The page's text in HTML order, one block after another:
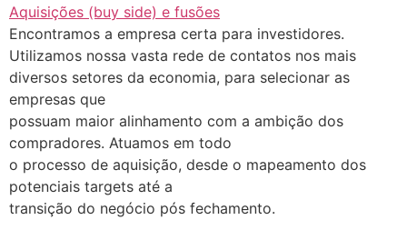
Aquisições (buy side) e fusões
Encontramos a empresa certa para investidores.
Utilizamos nossa vasta rede de contatos nos mais
diversos setores da economia, para selecionar as
empresas que
possuam maior alinhamento com a ambição dos
compradores. Atuamos em todo
o processo de aquisição, desde o mapeamento dos
potenciais targets até a
transição do negócio pós fechamento.